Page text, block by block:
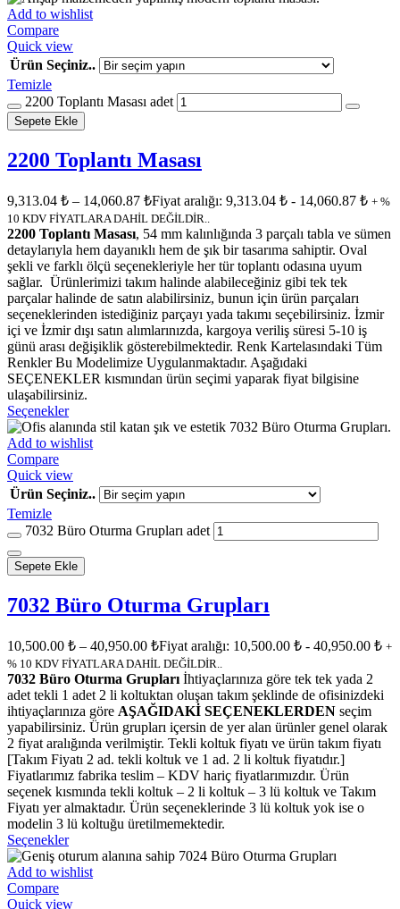
Add to wishlist
Compare
Quick view
Ürün Seçiniz..
Temizle
2200 Toplantı Masası adet
Sepete Ekle
2200 Toplantı Masası
9,313.04 ₺ – 14,060.87 ₺Fiyat aralığı: 9,313.04 ₺ - 14,060.87 ₺ + %
10 KDV FİYATLARA DAHİL DEĞİLDİR..
2200 Toplantı Masası, 54 mm kalınlığında 3 parçalı tabla ve sümen
detaylarıyla hem dayanıklı hem de şık bir tasarıma sahiptir. Oval
şekli ve farklı ölçü seçenekleriyle her tür toplantı odasına uyum
sağlar. Ürünlerimizi takım halinde alabileceğiniz gibi tek tek
parçalar halinde de satın alabilirsiniz, bunun için ürün parçaları
seçeneklerinden istediğiniz parçayı yada takımı seçebilirsiniz. İzmir
içi ve İzmir dışı satın alımlarınızda, kargoya veriliş süresi 5-10 iş
günü arası değişiklik gösterebilmektedir. Renk Kartelasındaki Tüm
Renkler Bu Modelimize Uygulanmaktadır. Aşağıdaki
SEÇENEKLER kısmından ürün seçimi yaparak fiyat bilgisine
ulaşabilirsiniz.
Seçenekler
Add to wishlist
Compare
Quick view
Ürün Seçiniz..
Temizle
7032 Büro Oturma Grupları adet
Sepete Ekle
7032 Büro Oturma Grupları
10,500.00 ₺ – 40,950.00 ₺Fiyat aralığı: 10,500.00 ₺ - 40,950.00 ₺ +
% 10 KDV FİYATLARA DAHİL DEĞİLDİR..
7032 Büro Oturma Grupları İhtiyaçlarınıza göre tek tek yada 2
adet tekli 1 adet 2 li koltuktan oluşan takım şeklinde de ofisinizdeki
ihtiyaçlarınıza göre AŞAĞIDAKİ SEÇENEKLERDEN seçim
yapabilirsiniz. Ürün grupları içersin de yer alan ürünler genel olarak
2 fiyat aralığında verilmiştir. Tekli koltuk fiyatı ve ürün takım fiyatı
[Takım Fiyatı 2 ad. tekli koltuk ve 1 ad. 2 li koltuk fiyatıdır.]
Fiyatlarımız fabrika teslim – KDV hariç fiyatlarımızdır. Ürün
seçenek kısmında tekli koltuk – 2 li koltuk – 3 lü koltuk ve Takım
Fiyatı yer almaktadır. Ürün seçeneklerinde 3 lü koltuk yok ise o
modelin 3 lü koltuğu üretilmemektedir.
Seçenekler
Add to wishlist
Compare
Quick view